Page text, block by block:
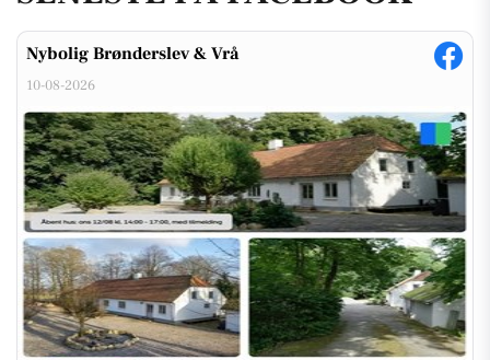
Nybolig Brønderslev & Vrå
10-08-2026